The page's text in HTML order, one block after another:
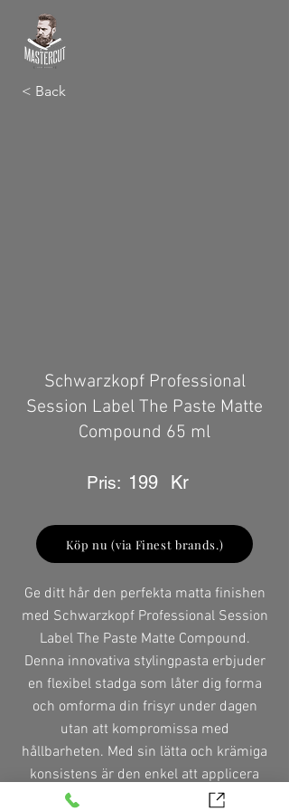
< Back
Schwarzkopf Professional
Session Label The Paste Matte
Compound 65 ml
Pris: 199 Kr
Köp nu (via Finest brands.)
Ge ditt hår den perfekta matta finishen
med Schwarzkopf Professional Session
Label The Paste Matte Compound.
Denna innovativa stylingpasta erbjuder
en flexibel stadga som låter dig forma
och omforma din frisyr under dagen
utan att kompromissa med
hållbarheten. Med sin lätta och krämiga
konsistens är den enkel att applicera
och ger en naturlig look utan att tynga